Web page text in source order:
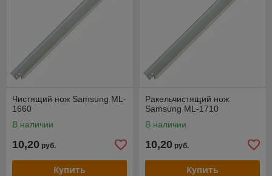
Чистящий нож Samsung ML-
1660
В наличии
10,20 руб.
Купить
Ракельчистящий нож
Samsung ML-1710
В наличии
10,20 руб.
Купить